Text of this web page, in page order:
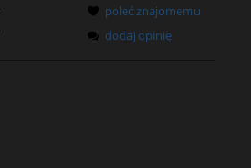
poleć znajomemu
dodaj opinię